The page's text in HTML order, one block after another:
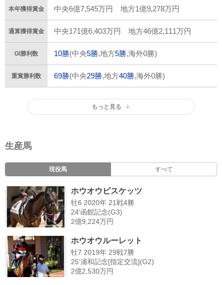
本年獲得賞金 中央6億7,545万円 地方1億9,278万円
通算獲得賞金 中央171億6,403万円 地方46億2,111万円
GI勝利数 10勝(中央5勝,地方5勝,海外0勝)
重賞勝利数 69勝(中央29勝,地方40勝,海外0勝)
もっと見る
生産馬
現役馬 すべて
ホウオウビスケッツ
牡6 2020年 21戦4勝
24'函館記念(G3)
2億9,224万円
ホウオウルーレット
牡7 2019年 29戦7勝
25'浦和記念[指定交流](G2)
2億2,530万円